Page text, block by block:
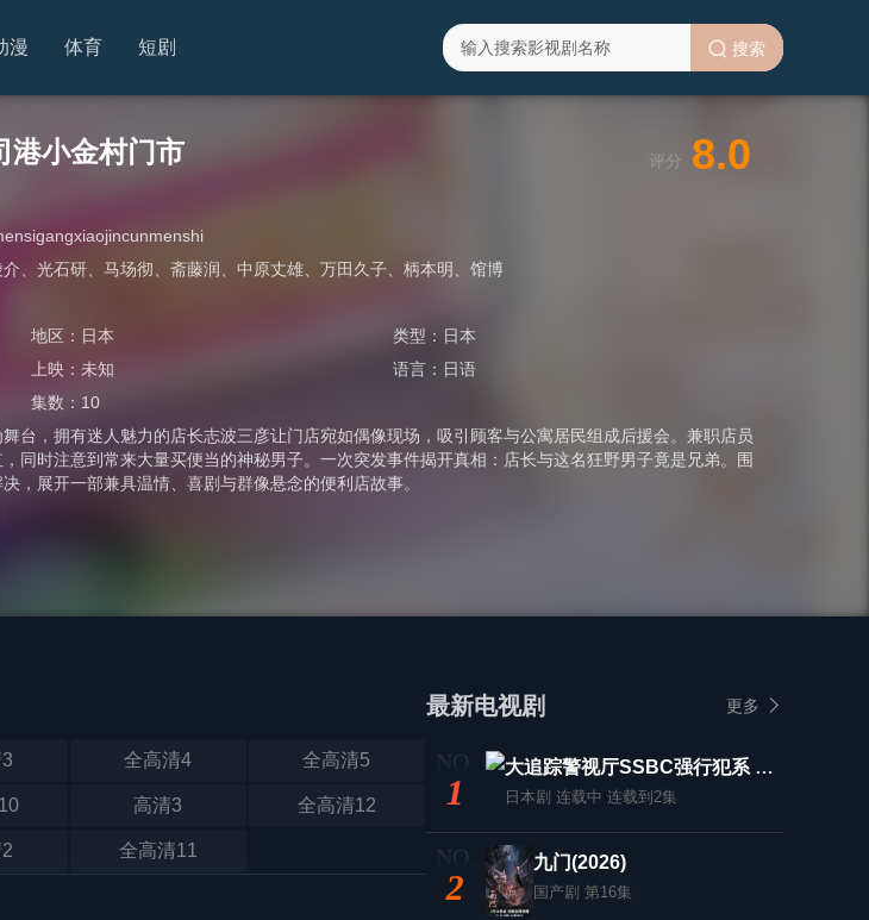
漫 体育 短剧 搜索
港小金村门市
光石研 马场彻 斋藤润 中原丈雄 万田久子 柄本明
馆博
地区： 日本 类型： 日本
上映： 未知 语言： 日语
集数： 10
台，拥有迷人魅力的店长志波三彦让门店宛如偶像现场，吸引顾客与公寓居民组成后援会。兼职店员
同时注意到常来大量买便当的神秘男子。一次突发事件揭开真相：店长与这名狂野男子竟是兄弟。围
，展开一部兼具温情、喜剧与群像悬念的便利店故事。
评分 8.0
全高清4 全高清5
高清3 全高清12
全高清11
最新电视剧 更多
1
大追踪警视厅SSBC强行犯系 第二季
日本剧 连载中 连载到2集
2
九门(2026)
国产剧 第16集